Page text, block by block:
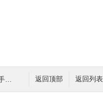
返回列表
返回顶部